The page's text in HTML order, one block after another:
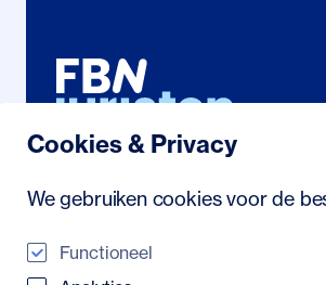
Cookies & Privacy
We gebruiken cookies voor de
Functioneel
1081 AS Amsterdam